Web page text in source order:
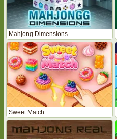
Mahjong Dimensions
Sweet Match